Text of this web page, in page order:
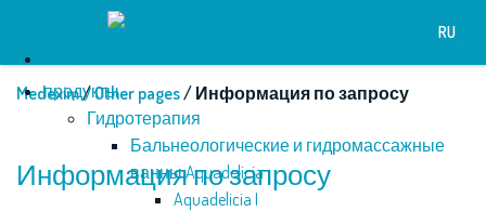
RU
продукты
Гидротерапия
Бальнеологические и гидромассажные
ванны Aquadelicia
Aquadelicia I
Medexim/Other pages/ Информация по запросу
Информация по запросу